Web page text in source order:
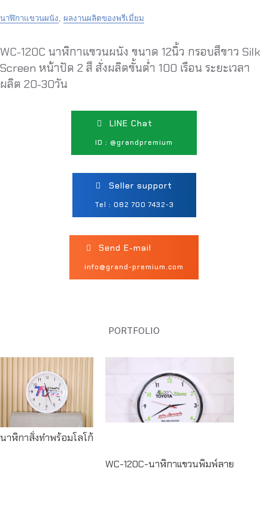
นาฬิกาแขวนผนัง ผลงานผลิตของพรีเมี่ยม
WC-120C นาฬิกาแขวนผนัง ขนาด 12นิ้ว กรอบสีขาว Silk
Screen หน้าปัด 2 สี สั่งผลิตขั้นต่ำ 100 เรือน ระยะเวลา
ผลิต 20-30วัน
LINE Chat
ID : @grandpremium
Seller support
Tel : 082 700 7432-3
Send E-mail
info@grand-premium.com
PORTFOLIO
Read
more
นาฬิกาสั่งทำพร้อมโลโก้
Read more
WC-120C-นาฬิกาแขวนพิมพ์ลาย